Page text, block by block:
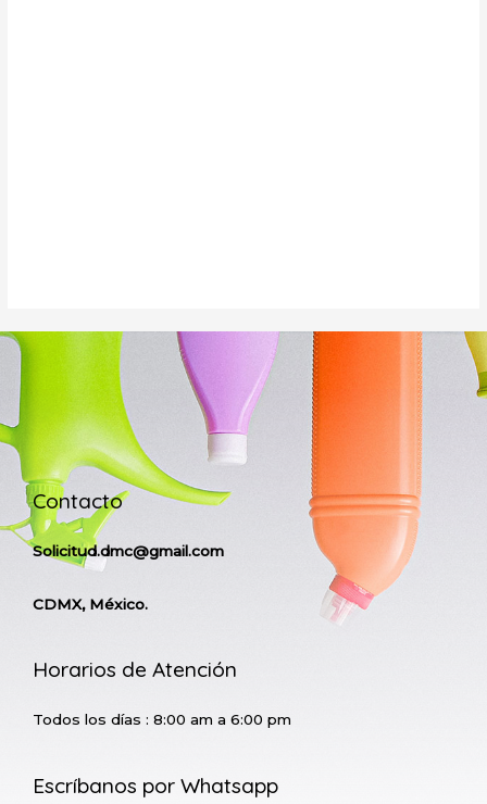
Contacto
Solicitud.dmc@gmail.com
CDMX, México.
Horarios de Atención
Todos los días : 8:00 am a 6:00 pm
Escríbanos por Whatsapp